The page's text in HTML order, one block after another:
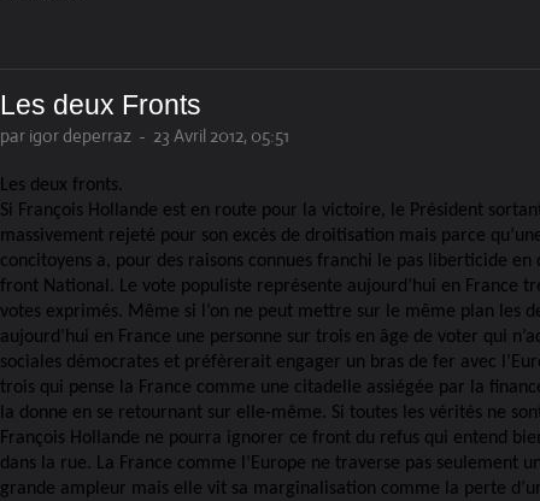
Les deux Fronts
par igor deperraz - 23 Avril 2012, 05:51
Les deux fronts.
Si François Hollande est en route pour la victoire, le Président
massivement rejeté pour son excès de droitisation mais parce
concitoyens a, pour des raisons connues franchi le pas liberticide en
front National. Le vote populiste représente aujourd’hui en France
votes exprimés. Même si l’on ne peut mettre sur le même plan les
aujourd’hui en France une personne sur trois en âge de voter qui
sociales démocrates et préfèrerait engager un bras de fer avec
trois qui pense la France comme une citadelle assiégée par la
la donne en se retournant sur elle-même. Si toutes les vérités ne
François Hollande ne pourra ignorer ce front du refus qui entend
dans la rue. La France comme l’Europe ne traverse pas seulement
grande ampleur mais elle vit sa marginalisation comme la perte